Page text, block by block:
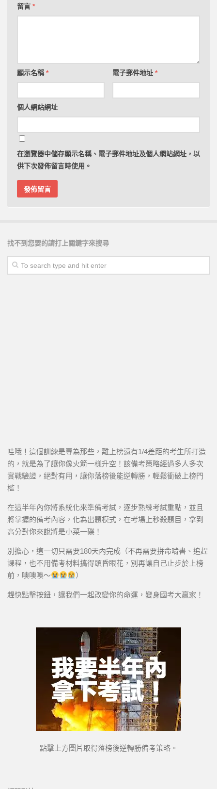
留言 *
顯示名稱* 電子郵件地址 *
個人網站網址
在瀏覽器中儲存顯示名稱、電子郵件地址及個人網站網址，以
供下次發佈留言時使用。
找不到您要的請打上關鍵字來搜尋
哇哦！這個訓練是專為那些，離上榜還有1/4差距的考生所打造
的，就是為了讓你像火箭一樣升空！該備考策略經過多人多次
實戰驗證，絕對有用，讓你落榜後能逆轉勝，輕鬆衝破上榜門
檻！
在這半年內你將系統化來準備考試，逐步熟練考試重點，並且
將掌握的備考內容，化為出題模式，在考場上秒殺題目，拿到
高分對你來說將是小菜一碟！
別擔心，這一切只需要180天內完成（不再需要拼命啃書、追趕
課程，也不用備考材料搞得頭昏眼花，別再讓自己止步於上榜
前，噢噢噢～
）
趕快點擊按鈕，讓我們一起改變你的命運，變身國考大贏家！
點擊上方圖片取得落榜後逆轉勝備考策略。